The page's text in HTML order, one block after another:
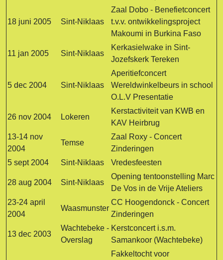
18 juni 2005 Sint-Niklaas
Zaal Dobo - Benefietconcert
t.v.v. ontwikkelingsproject
Makoumi in Burkina Faso
11 jan 2005 Sint-Niklaas
Kerkasielwake in Sint-
Jozefskerk Tereken
5 dec 2004 Sint-Niklaas
Aperitiefconcert
Wereldwinkelbeurs in school
O.L.V Presentatie
26 nov 2004 Lokeren
Kerstactiviteit van KWB en
KAV Heirbrug
13-14 nov
2004
Temse
Zaal Roxy - Concert
Zinderingen
5 sept 2004
Sint-Niklaas Vredesfeesten
28 aug 2004 Sint-Niklaas
Opening tentoonstelling Marc
De Vos in de Vrije Ateliers
23-24 april
2004
Waasmunster
CC Hoogendonck - Concert
Zinderingen
13 dec 2003
Wachtebeke -
Overslag
Kerstconcert i.s.m.
Samankoor (Wachtebeke)
Fakkeltocht voor